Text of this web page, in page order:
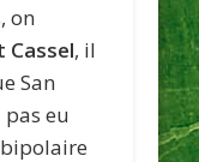
on
Cassel, il
San
pas eu